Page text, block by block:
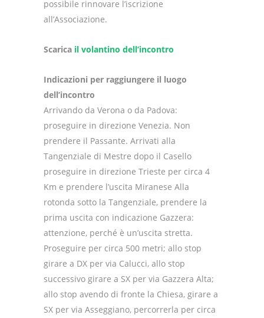
possibile rinnovare l’iscrizione
all’Associazione.
Scarica il volantino dell’incontro
Indicazioni per raggiungere il luogo
dell’incontro
Arrivando da Verona o da Padova:
proseguire in direzione Venezia. Non
prendere il Passante. Arrivati alla
Tangenziale di Mestre dopo il Casello
proseguire in direzione Trieste per circa 4
Km e prendere l’uscita Miranese Alla
rotonda sotto la Tangenziale, prendere la
prima uscita con indicazione Gazzera:
attenzione, perché è un’uscita stretta.
Proseguire per circa 500 metri; allo stop
girare a DX per via Calucci, allo stop
successivo girare a SX per via Gazzera Alta;
allo stop avendo di fronte la Chiesa, girare a
SX per via Asseggiano, percorrerla per circa